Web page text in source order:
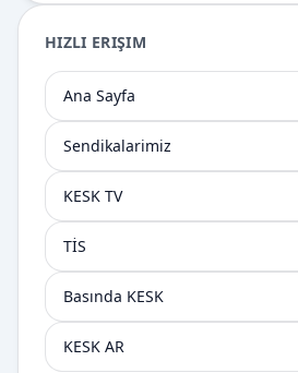
HIZLI ERIŞIM
Ana Sayfa
Sendikalarimiz
KESK TV
TİS
Basında KESK
KESK AR